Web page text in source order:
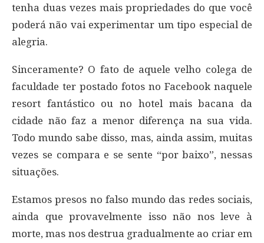
tenha duas vezes mais propriedades do que você
poderá não vai experimentar um tipo especial de
alegria.
Sinceramente? O fato de aquele velho colega de
faculdade ter postado fotos no Facebook naquele
resort fantástico ou no hotel mais bacana da
cidade não faz a menor diferença na sua vida.
Todo mundo sabe disso, mas, ainda assim, muitas
vezes se compara e se sente “por baixo”, nessas
situações.
Estamos presos no falso mundo das redes sociais,
ainda que provavelmente isso não nos leve à
morte, mas nos destrua gradualmente ao criar em